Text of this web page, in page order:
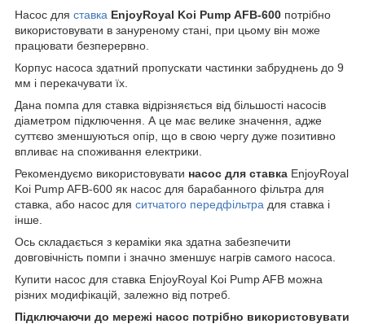
Насос для ставка EnjoyRoyal Koi Pump AFB-600 потрібно
використовувати в зануреному стані, при цьому він може
працювати безперервно.
Корпус насоса здатний пропускати частинки забруднень до 9
мм і перекачувати їх.
Дана помпа для ставка відрізняється від більшості насосів
діаметром підключення. А це має велике значення, адже
суттєво зменшуються опір, що в свою чергу дуже позитивно
впливає на споживання електрики.
Рекомендуємо використовувати насос для ставка EnjoyRoyal
Koi Pump AFB-600 як насос для барабанного фільтра для
ставка, або насос для ситчатого передфільтра для ставка і
інше.
Ось складається з кераміки яка здатна забезпечити
довговічність помпи і значно зменшує нагрів самого насоса.
Купити насос для ставка EnjoyRoyal Koi Pump AFB можна
різних модифікацій, залежно від потреб.
Підключаючи до мережі насос потрібно використовувати